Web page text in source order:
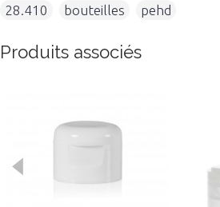
28.410
bouteilles pehd
Produits associés